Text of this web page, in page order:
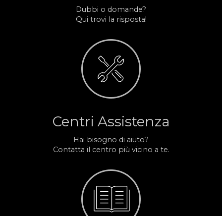
Dubbi o domande?
Qui trovi la risposta!
Centri Assistenza
Hai bisogno di aiuto?
Contatta il centro più vicino a te.